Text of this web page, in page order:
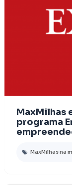
MaxMilhas
programa
MaxMilhas na